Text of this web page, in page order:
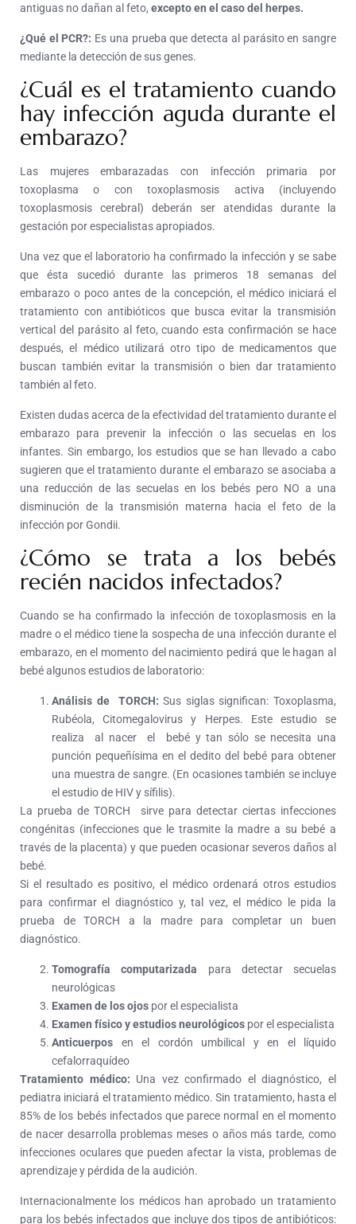
antiguas no dañan al feto, excepto en el caso del herpes.
¿Qué el PCR?: Es una prueba que detecta al parásito en sangre
mediante la detección de sus genes.
¿Cuál es el tratamiento cuando
hay infección aguda durante el
embarazo?
Las mujeres embarazadas con infección primaria por
toxoplasma o con toxoplasmosis activa (incluyendo
toxoplasmosis cerebral) deberán ser atendidas durante la
gestación por especialistas apropiados.
Una vez que el laboratorio ha confirmado la infección y se sabe
que ésta sucedió durante las primeros 18 semanas del
embarazo o poco antes de la concepción, el médico iniciará el
tratamiento con antibióticos que busca evitar la transmisión
vertical del parásito al feto, cuando esta confirmación se hace
después, el médico utilizará otro tipo de medicamentos que
buscan también evitar la transmisión o bien dar tratamiento
también al feto.
Existen dudas acerca de la efectividad del tratamiento durante el
embarazo para prevenir la infección o las secuelas en los
infantes. Sin embargo, los estudios que se han llevado a cabo
sugieren que el tratamiento durante el embarazo se asociaba a
una reducción de las secuelas en los bebés pero NO a una
disminución de la transmisión materna hacia el feto de la
infección por Gondii.
¿Cómo se trata a los bebés
recién nacidos infectados?
Cuando se ha confirmado la infección de toxoplasmosis en la
madre o el médico tiene la sospecha de una infección durante el
embarazo, en el momento del nacimiento pedirá que le hagan al
bebé algunos estudios de laboratorio:
Análisis de TORCH:Sus siglas significan: Toxoplasma,
Rubéola, Citomegalovirus y Herpes. Este estudio se
realiza al nacer el bebé y tan sólo se necesita una
punción pequeñísima en el dedito del bebé para obtener
una muestra de sangre. (En ocasiones también se incluye
el estudio de HIV y sífilis).
La prueba de TORCH sirve para detectar ciertas infecciones
congénitas (infecciones que le trasmite la madre a su bebé a
través de la placenta) y que pueden ocasionar severos daños al
bebé.
Si el resultado es positivo, el médico ordenará otros estudios
para confirmar el diagnóstico y, tal vez, el médico le pida la
prueba de TORCH a la madre para completar un buen
diagnóstico.
Tomografía computarizada para detectar secuelas
neurológicas
Examen de los ojos por el especialista
Examen físico y estudios neurológicos por el especialista
Anticuerpos en el cordón umbilical y en el líquido
cefalorraquídeo
Tratamiento médico: Una vez confirmado el diagnóstico, el
pediatra iniciará el tratamiento médico. Sin tratamiento, hasta el
85% de los bebés infectados que parece normal en el momento
de nacer desarrolla problemas meses o años más tarde, como
infecciones oculares que pueden afectar la vista, problemas de
aprendizaje y pérdida de la audición.
Internacionalmente los médicos han aprobado un tratamiento
para los bebés infectados que incluye dos tipos de antibióticos: